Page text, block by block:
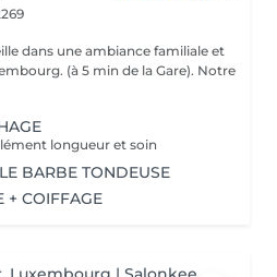
dans une ambiance familiale et
(à 5 min de la Gare). Notre
longueur et soin
BARBE TONDEUSE
+ COIFFAGE